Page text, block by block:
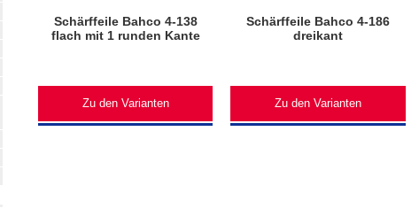
Schärffeile Bahco 4-138
flach mit 1 runden Kante
Zu den Varianten
Schärffeile Bahco 4-186
dreikant
Zu den Varianten